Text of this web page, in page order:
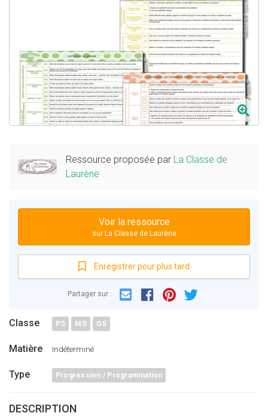
Classe PS MS GS
Matière Indéterminé
Type Progression / Programmation
Voir la ressource
sur La Classe de Laurène
Enregistrer pour plus tard
Partager sur : EmailFacebook
Pinterest
Ressource proposée par La Classe de
Laurène
DESCRIPTION